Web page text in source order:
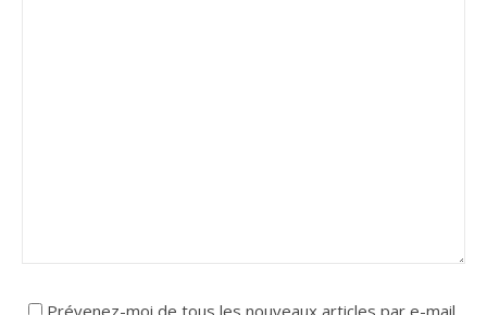
Prévenez-moi de tous les nouveaux articles par e-mail.